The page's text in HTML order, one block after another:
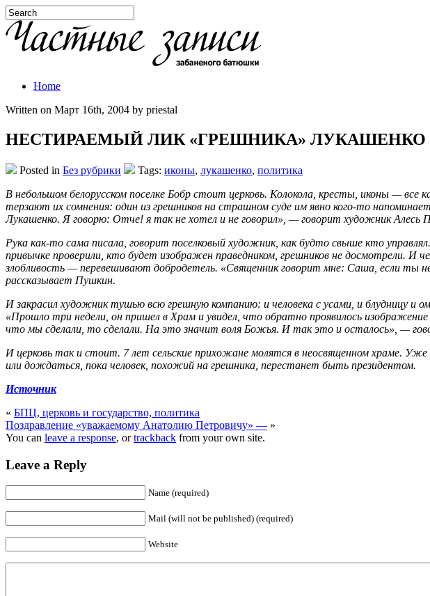
Home
Written on Март 16th, 2004 by priestal
НЕСТИРАЕМЫЙ ЛИК «ГРЕШНИКА» ЛУКАШЕНКО
Posted in Без рубрики Tags: иконы, лукашенко, политика
В небольшом белорусском поселке Бобр стоит церковь. Колокола, кресты, иконы —
терзают их сомнения: один из грешников на страшном суде им явно кого-то
Лукашенко. Я говорю: Отче! я так не хотел и не говорил», — говорит художник Алесь
Рука как-то сама писала, говорит поселковый художник, как будто свыше кто
привычке проверили, кто будет изображен праведником, грешников не досмотрели. И
злобливость — перевешивают добродетель. «Священник говорит мне: Саша, если ты
рассказывает Пушкин.
И закрасил художник тушью всю грешную компанию: и человека с усами, и блудницу и
«Прошло три недели, он пришел в Храм и увидел, что обратно проявилось
что мы сделали, то сделали. На это значит воля Божья. И так это и осталось», —
И церковь так и стоит. 7 лет сельские прихожане молятся в неосвященном храме.
или дождаться, пока человек, похожий на грешника, перестанет быть президентом.
Источник
« БПЦ, церковь и государство, политика
Поздравление «уважаемому Анатолию Петровичу» — »
You can leave a response, ortrackback from your own site.
Leave a Reply
Name (required)
Mail (will not be published) (required)
Website